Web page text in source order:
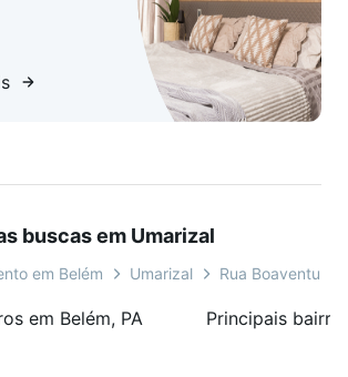
buscas em Umarizal
em Belém Umarizal Rua Boaventura
em Belém, PA Principais